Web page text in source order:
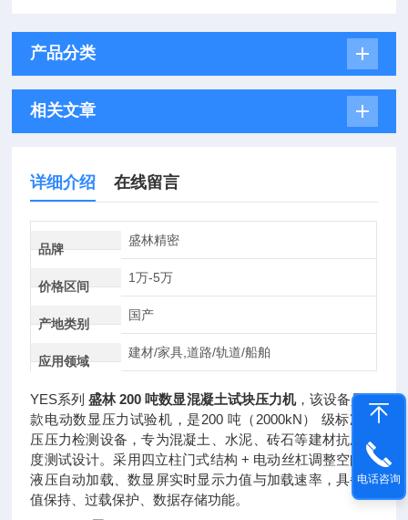
产品分类
相关文章
详细介绍 在线留言
品牌
盛林精密
价格区间
1万-5万
产地类别
国产
应用领域
建材/家具,道路/轨道/船舶
YES系列盛林 200 吨数显混凝土试块压力机，该设备是一
款电动数显压力试验机，是200 吨（2000kN） 级标准液
压压力检测设备，专为混凝土、水泥、砖石等建材抗压强
度测试设计。采用四立柱门式结构 + 电动丝杠调整空间，
液压自动加载、数显屏实时显示力值与加载速率，具备峰
值保持、过载保护、数据存储功能。
电话咨询